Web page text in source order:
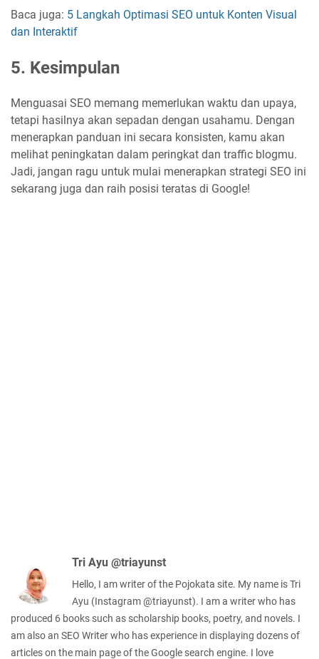
Baca juga: 5 Langkah Optimasi SEO untuk Konten Visual
dan Interaktif
5. Kesimpulan
Menguasai SEO memang memerlukan waktu dan upaya,
tetapi hasilnya akan sepadan dengan usahamu. Dengan
menerapkan panduan ini secara konsisten, kamu akan
melihat peningkatan dalam peringkat dan traffic blogmu.
Jadi, jangan ragu untuk mulai menerapkan strategi SEO ini
sekarang juga dan raih posisi teratas di Google!
Tri Ayu @triayunst
Hello, I am writer of the Pojokata site. My name is Tri
Ayu (Instagram @triayunst). I am a writer who has
produced 6 books such as scholarship books, poetry, and novels. I
am also an SEO Writer who has experience in displaying dozens of
articles on the main page of the Google search engine. I love